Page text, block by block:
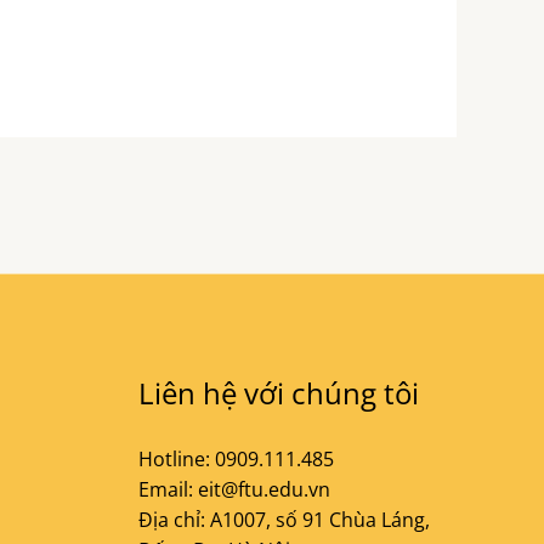
Liên hệ với chúng tôi
Hotline: 0909.111.485
Email: eit@ftu.edu.vn
Địa chỉ: A1007, số 91 Chùa Láng,